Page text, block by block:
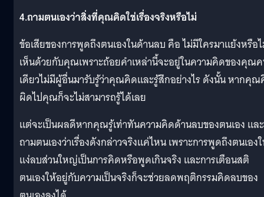
4.ถามตนเองว่าสิ่งที่คุณคิดใช่เรื่องจริงหรือไม่
ข้อเสียของการพูดถึงตนเองในด้านลบ คือ ไม่มีใครมาแย้งหรือ
เห็นด้วยกับคุณเพราะถ้อยคำเหล่านี้จะอยู่ในความคิดของคุณ
เดียวไม่มีผู้อื่นมารับรู้ว่าคุณคิดและรู้สึกอย่างไร ดังนั้น หากคุ
ผิดไปคุณก็จะไม่สามารถรู้ได้เลย
แต่จะเป็นผลดีหากคุณรู้เท่าทันความคิดด้านลบของตนเอง และ
ถามตนเองว่าเรื่องดังกล่าวจริงแค่ไหน เพราะการพูดถึงตนเอง
แง่ลบส่วนใหญ่เป็นการคิดหรือพูดเกินจริง และการเตือนสติ
ตนเองให้อยู่กับความเป็นจริงก็จะช่วยลดพฤติกรรมคิดลบของ